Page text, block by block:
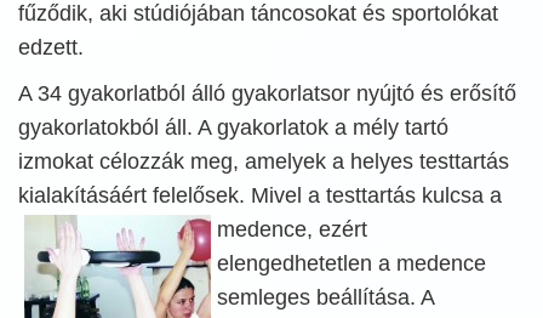
fűződik, aki stúdiójában táncosokat és sportolókat
edzett.
A 34 gyakorlatból álló gyakorlatsor nyújtó és erősítő
gyakorlatokból áll. A gyakorlatok a mély tartó
izmokat célozzák meg, amelyek a helyes testtartás
kialakításáért felelősek. Mivel a testtartás kulcsa a
medence, ezért
elengedhetetlen a medence
semleges beállítása. A